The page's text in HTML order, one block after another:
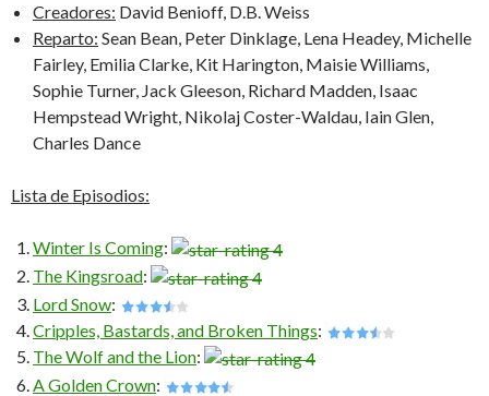
Creadores: David Benioff, D.B. Weiss
Reparto: Sean Bean, Peter Dinklage, Lena Headey, Michelle
Fairley, Emilia Clarke, Kit Harington, Maisie Williams,
Sophie Turner, Jack Gleeson, Richard Madden, Isaac
Hempstead Wright, Nikolaj Coster-Waldau, Iain Glen,
Charles Dance
Lista de Episodios:
Winter Is Coming:
The Kingsroad:
Lord Snow:
Cripples, Bastards, and Broken Things:
The Wolf and the Lion:
A Golden Crown: